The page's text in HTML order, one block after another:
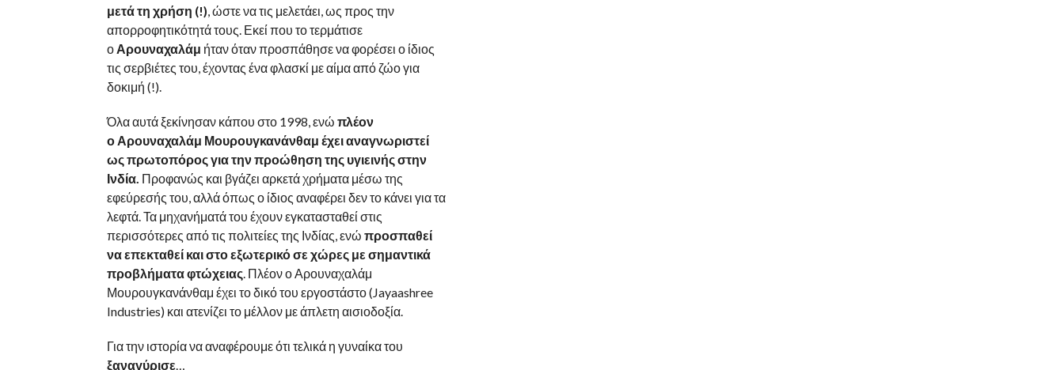
μετά τη χρήση (!) , ώστε να τις μελετάει, ως προς την
απορροφητικότητά τους. Εκεί που το τερμάτισε
ο Αρουναχαλάμ ήταν όταν προσπάθησε να φορέσει ο ίδιος
τις σερβιέτες του, έχοντας ένα φλασκί με αίμα από ζώο για
δοκιμή (!).
Όλα αυτά ξεκίνησαν κάπου στο 1998, ενώ πλέον
ο Αρουναχαλάμ Μουρουγκανάνθαμ έχει αναγνωριστεί
ως πρωτοπόρος για την προώθηση της υγιεινής στην
Ινδία. Προφανώς και βγάζει αρκετά χρήματα μέσω της
εφεύρεσής του, αλλά όπως ο ίδιος αναφέρει δεν το κάνει για τα
λεφτά. Τα μηχανήματά του έχουν εγκατασταθεί στις
περισσότερες από τις πολιτείες της Ινδίας, ενώ προσπαθεί
να επεκταθεί και στο εξωτερικό σε χώρες με σημαντικά
προβλήματα φτώχειας. Πλέον ο Αρουναχαλάμ
Μουρουγκανάνθαμ έχει το δικό του εργοστάστο (Jayaashree
Industries) και ατενίζει το μέλλον με άπλετη αισιοδοξία.
Για την ιστορία να αναφέρουμε ότι τελικά η γυναίκα του
ξαναγύρισε